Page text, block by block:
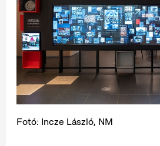
Fotó: Incze László, NM